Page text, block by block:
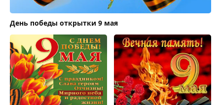
День победы открытки 9 мая